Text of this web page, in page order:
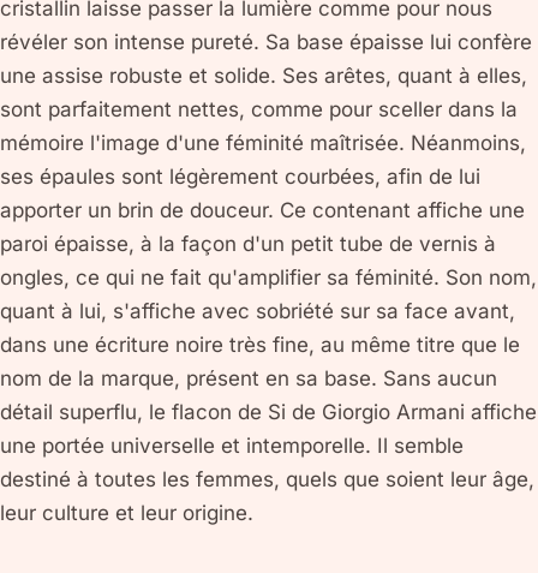
cristallin laisse passer la lumière comme pour nous
révéler son intense pureté. Sa base épaisse lui confère
une assise robuste et solide. Ses arêtes, quant à elles,
sont parfaitement nettes, comme pour sceller dans la
mémoire l'image d'une féminité maîtrisée. Néanmoins,
ses épaules sont légèrement courbées, afin de lui
apporter un brin de douceur. Ce contenant affiche une
paroi épaisse, à la façon d'un petit tube de vernis à
ongles, ce qui ne fait qu'amplifier sa féminité. Son nom,
quant à lui, s'affiche avec sobriété sur sa face avant,
dans une écriture noire très fine, au même titre que le
nom de la marque, présent en sa base. Sans aucun
détail superflu, le flacon de Si de Giorgio Armani affiche
une portée universelle et intemporelle. Il semble
destiné à toutes les femmes, quels que soient leur âge,
leur culture et leur origine.